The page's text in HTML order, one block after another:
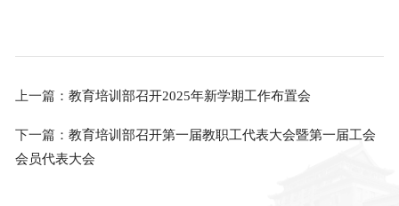
上一篇： 教育培训部召开2025年新学期工作布置会
下一篇： 教育培训部召开第一届教职工代表大会暨第一届工会
会员代表大会